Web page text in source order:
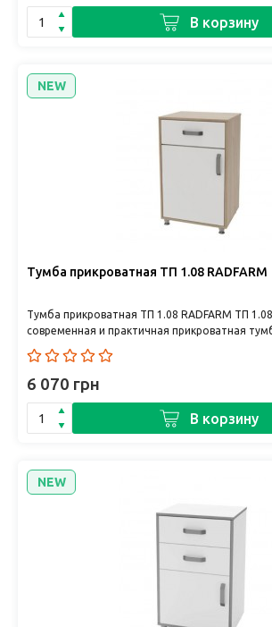
В корзину
NEW
Тумба прикроватная ТП 1.08 RADFARM
Тумба прикроватная ТП 1.08 RADFARM ТП 1.08
современная и практичная прикроватная
медиц..
6 070 грн
В корзину
NEW